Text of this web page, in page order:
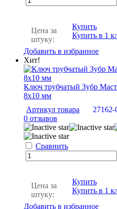
Цена за
штуку:
Купить
Купить в 1
Добавить в избранное
Хит!
Ключ трубчатый Зубр
8х10 мм
Артикул товара
27162-
0 отзывов
Сравнить
Цена за
штуку:
Купить
Купить в 1
Добавить в избранное